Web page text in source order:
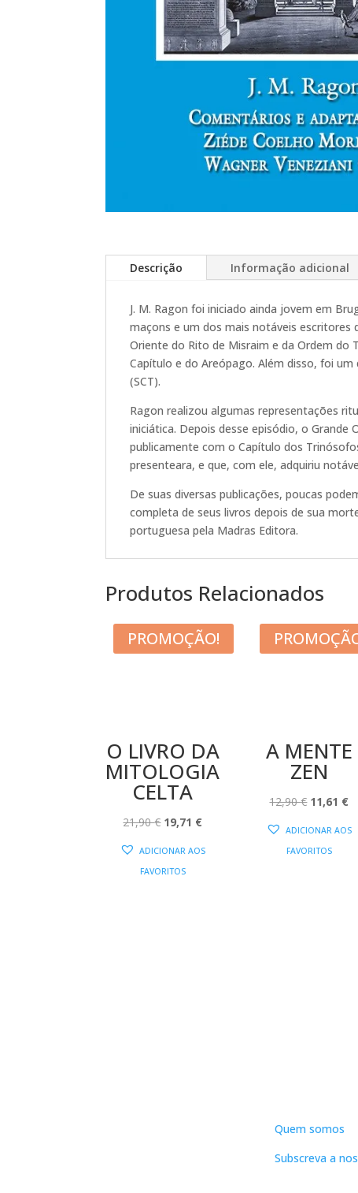
Descrição Informação adicional
J. M. Ragon foi iniciado ainda jovem em
maçons e um dos mais notáveis escritores
Oriente do Rito de Misraim e da Ordem do
Capítulo e do Areópago. Além disso, foi
(SCT).
Ragon realizou algumas representações
iniciática. Depois desse episódio, o
publicamente com o Capítulo dos
presenteara, e que, com ele, adquiriu
De suas diversas publicações, poucas
completa de seus livros depois de sua
portuguesa pela Madras Editora.
Produtos Relacionados
PROMOÇÃO!
O LIVRO DA
MITOLOGIA
CELTA
21,90€ O
19,71 €O
ADICIONAR AOS
FAVORITOS
A MENTE
ZEN
12,90€ O
11,61 €O
ADICIONAR AOS
FAVORITOS
Quem somos
Subscreva a